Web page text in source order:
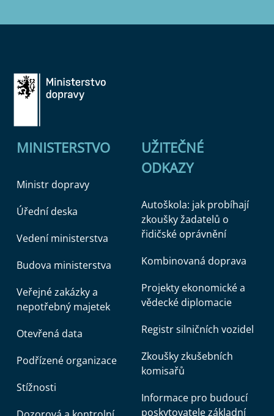
MINISTERSTVO
Ministr dopravy
Úřední deska
Vedení ministerstva
Budova ministerstva
Veřejné zakázky a
nepotřebný majetek
Otevřená data
Podřízené organizace
Stížnosti
UŽITEČNÉ
ODKAZY
Autoškola: jak probíhají
zkoušky žadatelů o
řidičské oprávnění
Kombinovaná doprava
Projekty ekonomické a
vědecké diplomacie
Registr silničních vozidel
Zkoušky zkušebních
komisařů
Informace pro budoucí
poskytovatele základní